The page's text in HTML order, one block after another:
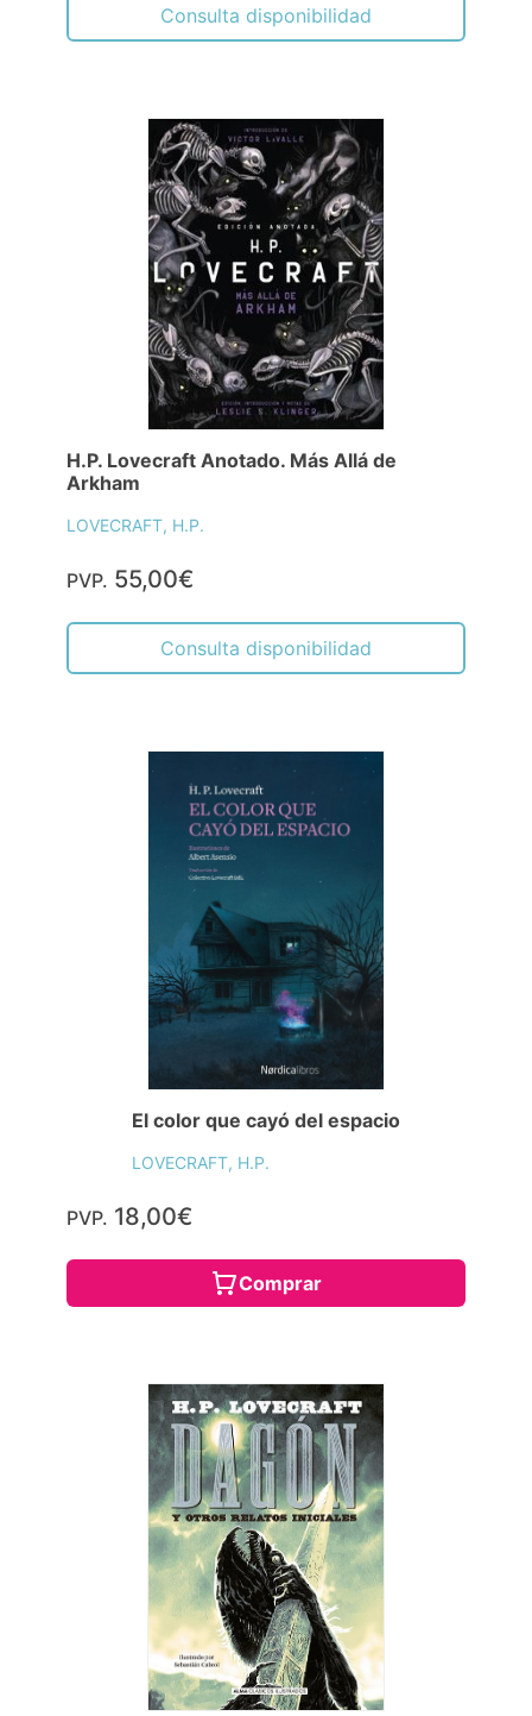
Consulta disponibilidad
H.P. Lovecraft Anotado. Más Allá de
Arkham
LOVECRAFT, H.P.
PVP. 55,00€
Consulta disponibilidad
El color que cayó del espacio
LOVECRAFT, H.P.
PVP. 18,00€
Comprar